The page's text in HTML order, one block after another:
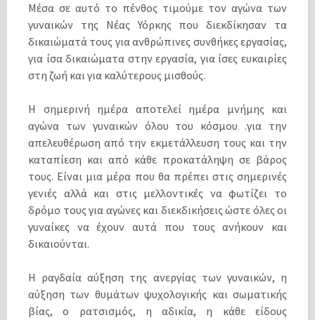
Μέσα σε αυτό το πένθος τιμούμε τον αγώνα των
γυναικών της Νέας Υόρκης που διεκδίκησαν τα
δικαιώματά τους για ανθρώπινες συνθήκες εργασίας,
για ίσα δικαιώματα στην εργασία, για ίσες ευκαιρίες
στη ζωή και για καλύτερους μισθούς.
Η σημερινή ημέρα αποτελεί ημέρα μνήμης και
αγώνα των γυναικών όλου του κόσμου .για την
απελευθέρωση από την εκμετάλλευση τους και την
καταπίεση και από κάθε προκατάληψη σε βάρος
τους. Είναι μια μέρα που θα πρέπει στις σημερινές
γενιές αλλά και στις μελλοντικές να φωτίζει το
δρόμο τους για αγώνες και διεκδικήσεις ώστε όλες οι
γυναίκες να έχουν αυτά που τους ανήκουν και
δικαιούνται.
Η ραγδαία αύξηση της ανεργίας των γυναικών, η
αύξηση των θυμάτων ψυχολογικής και σωματικής
βίας, ο ρατσισμός, η αδικία, η κάθε είδους